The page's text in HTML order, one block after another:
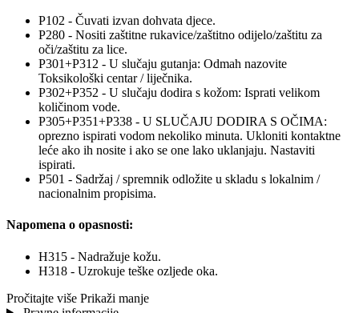
P102 - Čuvati izvan dohvata djece.
P280 - Nositi zaštitne rukavice/zaštitno odijelo/zaštitu za
oči/zaštitu za lice.
P301+P312 - U slučaju gutanja: Odmah nazovite
Toksikološki centar / liječnika.
P302+P352 - U slučaju dodira s kožom: Isprati velikom
količinom vode.
P305+P351+P338 - U SLUČAJU DODIRA S OČIMA:
oprezno ispirati vodom nekoliko minuta. Ukloniti kontaktne
leće ako ih nosite i ako se one lako uklanjaju. Nastaviti
ispirati.
P501 - Sadržaj / spremnik odložite u skladu s lokalnim /
nacionalnim propisima.
Napomena o opasnosti:
H315 - Nadražuje kožu.
H318 - Uzrokuje teške ozljede oka.
Pročitajte više Prikaži manje